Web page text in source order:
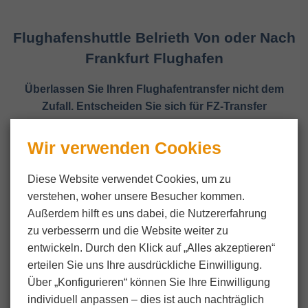
Flughafenshuttle Belrieth Von oder Nach
Frankfurt Flughafen
Überlassen Sie Ihren Flughafentransfer nicht dem
Zufall. Entscheiden Sie sich für FZ-Transfer
Wir verwenden Cookies
Diese Website verwendet Cookies, um zu
verstehen, woher unsere Besucher kommen.
Außerdem hilft es uns dabei, die Nutzer­erfahrung
zu verbesserrn und die Website weiter zu
entwickeln. Durch den Klick auf „Alles akzeptieren“
erteilen Sie uns Ihre ausdrückliche Einwilligung.
Über „Konfigurieren“ können Sie Ihre Einwilligung
individuell anpassen ‒ dies ist auch nachträglich